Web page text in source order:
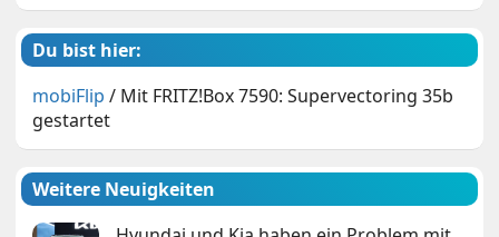
Du bist hier:
mobiFlip / Mit FRITZ!Box 7590: Supervectoring 35b
gestartet
Weitere Neuigkeiten